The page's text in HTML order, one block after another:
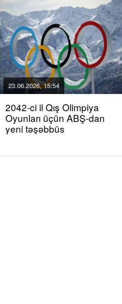
23.06.2026, 15:54
2042-ci il Qış Olimpiya
Oyunları üçün ABŞ-dan
yeni təşəbbüs